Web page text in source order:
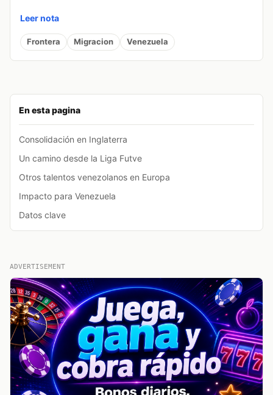
En esta pagina
Consolidación en Inglaterra
Un camino desde la Liga Futve
Otros talentos venezolanos en Europa
Impacto para Venezuela
Datos clave
Leer nota
Frontera Migracion Venezuela
ADVERTISEMENT